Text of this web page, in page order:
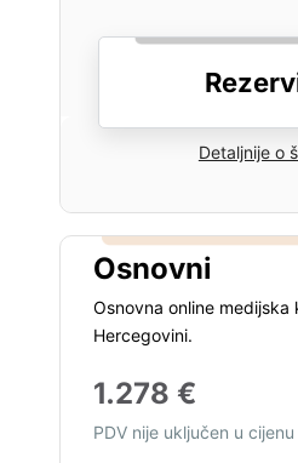
Detaljnije o
Osnovni
Osnovna online medijska
Hercegovini.
1.278 €
PDV nije uključen u cijenu